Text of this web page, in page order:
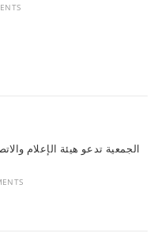
الجمعية تدعو هيئة الإعلام